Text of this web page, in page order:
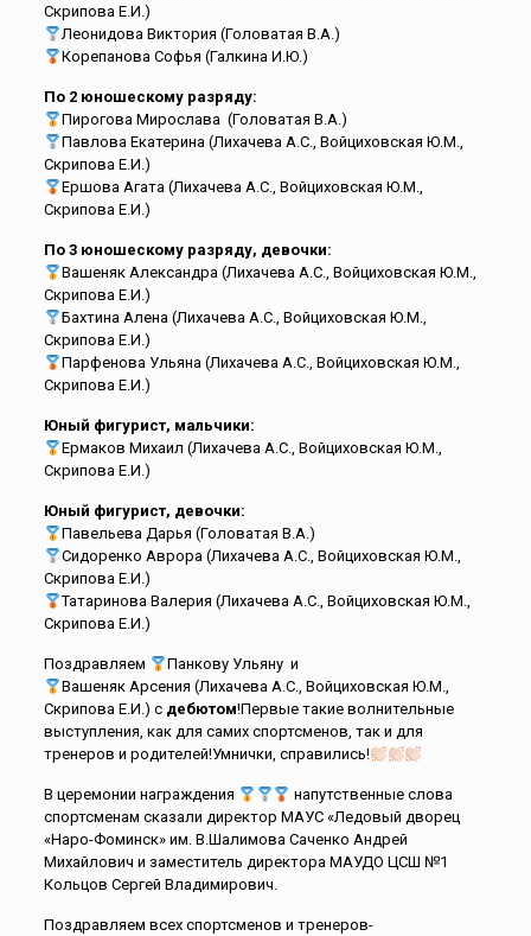
Скрипова Е.И.)
Леонидова Виктория (Головатая В.А.)
Корепанова Софья (Галкина И.Ю.)
По 2 юношескому разряду:
Пирогова Мирослава (Головатая В.А.)
Павлова Екатерина (Лихачева А.С., Войциховская Ю.М.,
Скрипова Е.И.)
Ершова Агата (Лихачева А.С., Войциховская Ю.М.,
Скрипова Е.И.)
По 3 юношескому разряду, девочки:
Вашеняк Александра (Лихачева А.С., Войциховская Ю.М.,
Скрипова Е.И.)
Бахтина Алена (Лихачева А.С., Войциховская Ю.М.,
Скрипова Е.И.)
Парфенова Ульяна (Лихачева А.С., Войциховская Ю.М.,
Скрипова Е.И.)
Юный фигурист, мальчики:
Ермаков Михаил (Лихачева А.С., Войциховская Ю.М.,
Скрипова Е.И.)
Юный фигурист, девочки:
Павельева Дарья (Головатая В.А.)
Сидоренко Аврора (Лихачева А.С., Войциховская Ю.М.,
Скрипова Е.И.)
Татаринова Валерия (Лихачева А.С., Войциховская Ю.М.,
Скрипова Е.И.)
Поздравляем
Панкову Ульяну и
Вашеняк Арсения (Лихачева А.С., Войциховская Ю.М.,
Скрипова Е.И.) с дебютом!Первые такие волнительные
выступления, как для самих спортсменов, так и для
тренеров и родителей!Умнички, справились!
В церемонии награждения
напутственные слова
спортсменам сказали директор МАУС «Ледовый дворец
«Наро-Фоминск» им. В.Шалимова Саченко Андрей
Михайлович и заместитель директора МАУДО ЦСШ №1
Кольцов Сергей Владимирович.
Поздравляем всех спортсменов и тренеров-